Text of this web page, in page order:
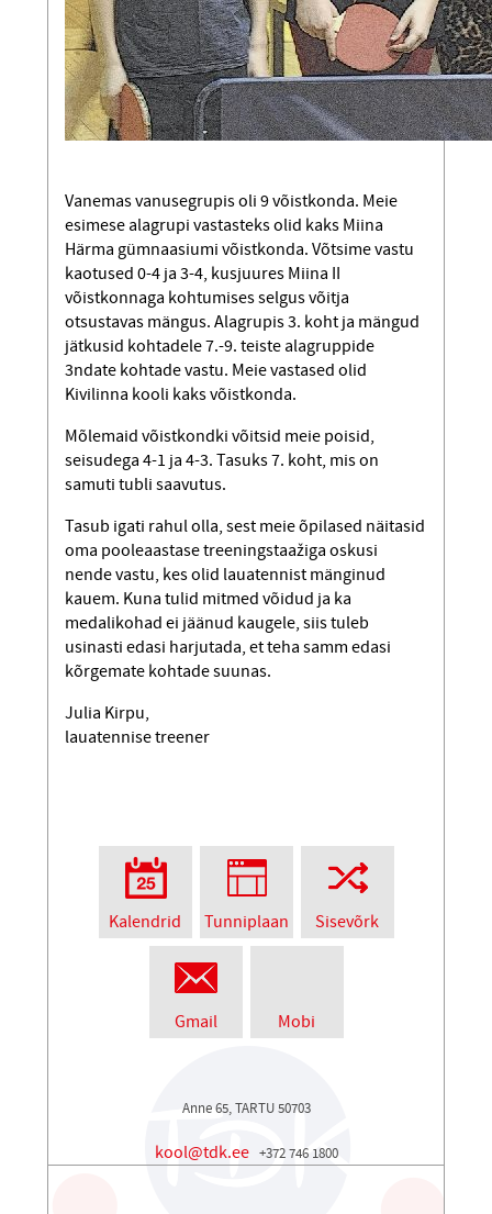
Vanemas vanusegrupis oli 9 võistkonda. Meie
esimese alagrupi vastasteks olid kaks Miina
Härma gümnaasiumi võistkonda. Võtsime vastu
kaotused 0-4 ja 3-4, kusjuures Miina II
võistkonnaga kohtumises selgus võitja
otsustavas mängus. Alagrupis 3. koht ja mängud
jätkusid kohtadele 7.-9. teiste alagruppide
3ndate kohtade vastu. Meie vastased olid
Kivilinna kooli kaks võistkonda.
Mõlemaid võistkondki võitsid meie poisid,
seisudega 4-1 ja 4-3. Tasuks 7. koht, mis on
samuti tubli saavutus.
Tasub igati rahul olla, sest meie õpilased näitasid
oma pooleaastase treeningstaažiga oskusi
nende vastu, kes olid lauatennist mänginud
kauem. Kuna tulid mitmed võidud ja ka
medalikohad ei jäänud kaugele, siis tuleb
usinasti edasi harjutada, et teha samm edasi
kõrgemate kohtade suunas.
Julia Kirpu,
lauatennise treener
Kalendrid Tunniplaan Sisevõrk
Gmail Mobi
Anne 65, TARTU 50703
kool@tdk.ee +372 746 1800